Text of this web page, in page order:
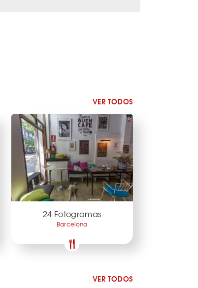
VER TODOS
24 Fotogramas
Barcelona
VER TODOS